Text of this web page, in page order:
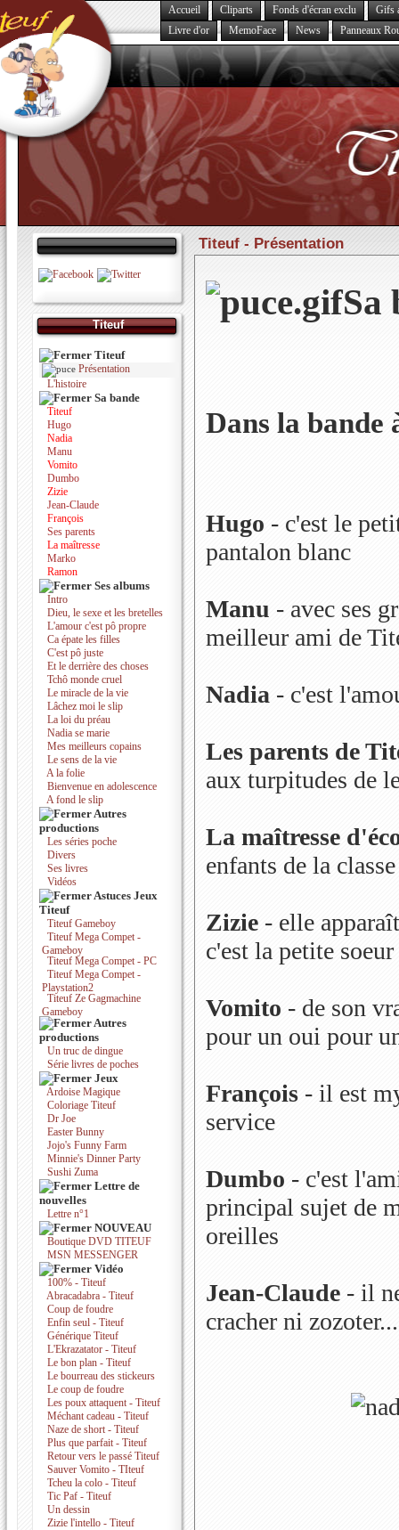
Accueil Cliparts Fonds d'écran exclu
Gifs
Livre d'or
MemoFace News Panneaux
Titeuf
Titeuf
Présentation
L'histoire
Sa bande
Titeuf
Hugo
Nadia
Manu
Vomito
Dumbo
Zizie
Jean-Claude
François
Ses parents
La maîtresse
Marko
Ramon
Ses albums
Intro
Dieu, le sexe et les bretelles
L'amour c'est pô propre
Ca épate les filles
C'est pô juste
Et le derrière des choses
Tchô monde cruel
Le miracle de la vie
Lâchez moi le slip
La loi du préau
Nadia se marie
Mes meilleurs copains
Le sens de la vie
A la folie
Bienvenue en adolescence
A fond le slip
Autres
productions
Les séries poche
Divers
Ses livres
Vidéos
Astuces Jeux
Titeuf
Titeuf Gameboy
Titeuf Mega Compet -
Gameboy
Titeuf Mega Compet - PC
Titeuf Mega Compet -
Playstation2
Titeuf Ze Gagmachine
Gameboy
Autres
productions
Un truc de dingue
Série livres de poches
Jeux
Ardoise Magique
Coloriage Titeuf
Dr Joe
Easter Bunny
Jojo's Funny Farm
Minnie's Dinner Party
Sushi Zuma
Lettre de
nouvelles
Lettre n°1
NOUVEAU
Boutique DVD TITEUF
MSN MESSENGER
Vidéo
100% - Titeuf
Abracadabra - Titeuf
Coup de foudre
Enfin seul - Titeuf
Générique Titeuf
L'Ekrazatator - Titeuf
Le bon plan - Titeuf
Le bourreau des stickeurs
Le coup de foudre
Les poux attaquent - Titeuf
Méchant cadeau - Titeuf
Naze de short - Titeuf
Plus que parfait - Titeuf
Retour vers le passé Titeuf
Sauver Vomito - TIteuf
Tcheu la colo - Titeuf
Tic Paf - Titeuf
Un dessin
Zizie l'intello - Titeuf
Titeuf - Présentation
Sa
Dans la bande
Hugo - c'est le
pantalon blanc
Manu - avec ses
meilleur ami de
Nadia - c'est
Les parents de
aux turpitudes de
La maîtresse
enfants de la classe
Zizie - elle
c'est la petite
Vomito - de son
pour un oui pour
François - il est
service
Dumbo - c'est
principal sujet de
oreilles
Jean-Claude - il
cracher ni zozoter...